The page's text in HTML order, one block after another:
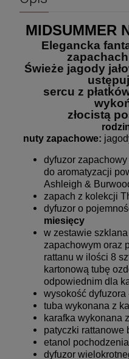
MIDSUMMER
Elegancka
Świeże jagody
sercu z
złocistą
nuty zapachowe:
dyfuzor
do aromatyzacji
Ashleigh &
zapach z kolekcji
dyfuzor o
miesięcy
w zestawie
zapachowym oraz
rattanu w ilości 8
kartonową tubę
odpowiednim dla
wysokość dyfuzora
tuba wykonana z
karafka wykonana
patyczki rattanowe
etanol
dyfuzor